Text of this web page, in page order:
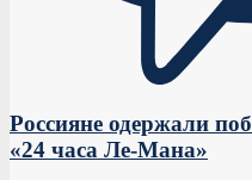
Россияне одержали
«24 часа Ле-Мана»